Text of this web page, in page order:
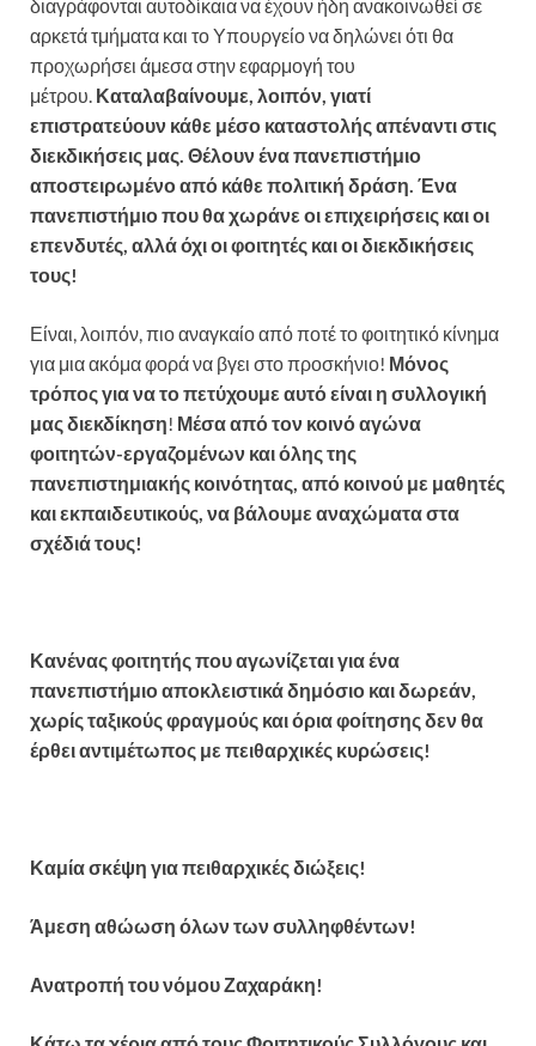
διαγράφονται αυτοδίκαια να έχουν ήδη ανακοινωθεί σε
αρκετά τμήματα και το Υπουργείο να δηλώνει ότι θα
προχωρήσει άμεσα στην εφαρμογή του
μέτρου. Καταλαβαίνουμε, λοιπόν, γιατί
επιστρατεύουν κάθε μέσο καταστολής απέναντι στις
διεκδικήσεις μας. Θέλουν ένα πανεπιστήμιο
αποστειρωμένο από κάθε πολιτική δράση. Ένα
πανεπιστήμιο που θα χωράνε οι επιχειρήσεις και οι
επενδυτές, αλλά όχι οι φοιτητές και οι διεκδικήσεις
τους!
Είναι, λοιπόν, πιο αναγκαίο από ποτέ το φοιτητικό κίνημα
για μια ακόμα φορά να βγει στο προσκήνιο! Μόνος
τρόπος για να το πετύχουμε αυτό είναι η συλλογική
μας διεκδίκηση! Μέσα από τον κοινό αγώνα
φοιτητών-εργαζομένων και όλης της
πανεπιστημιακής κοινότητας, από κοινού με μαθητές
και εκπαιδευτικούς, να βάλουμε αναχώματα στα
σχέδιά τους!
Κανένας φοιτητής που αγωνίζεται για ένα
πανεπιστήμιο αποκλειστικά δημόσιο και δωρεάν,
χωρίς ταξικούς φραγμούς και όρια φοίτησης δεν θα
έρθει αντιμέτωπος με πειθαρχικές κυρώσεις!
Καμία σκέψη για πειθαρχικές διώξεις!
Άμεση αθώωση όλων των συλληφθέντων!
Ανατροπή του νόμου Ζαχαράκη!